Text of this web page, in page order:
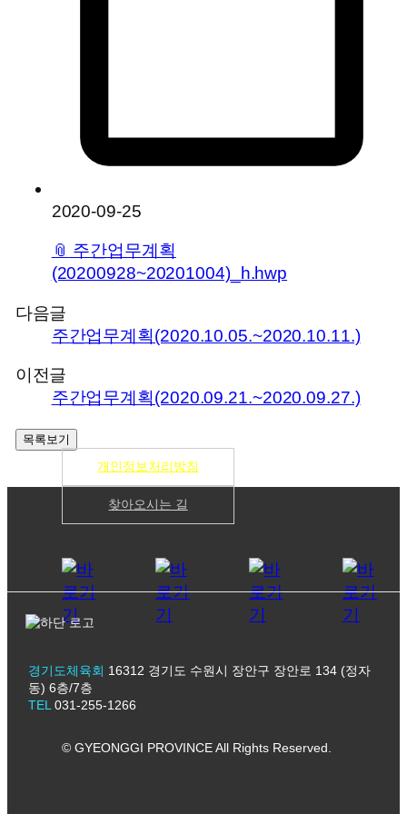
2020-09-25
📎 주간업무계획
(20200928~20201004)_h.hwp
다음글
주간업무계획(2020.10.05.~2020.10.11.)
이전글
주간업무계획(2020.09.21.~2020.09.27.)
개인정보처리방침
찾아오시는 길
경기도체육회 16312 경기도 수원시 장안구 장안로 134 (정자
동) 6층/7층
TEL 031-255-1266
© GYEONGGI PROVINCE All Rights Reserved.